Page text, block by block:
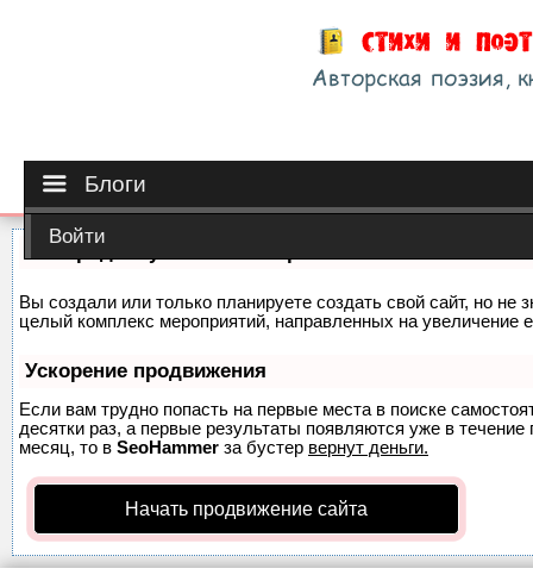
Блоги
Войти
Вы создали или только планируете создать свой сайт, но не
целый комплекс мероприятий, направленных на увеличение
Ускорение продвижения
Если вам трудно попасть на первые места в поиске
десятки раз, а первые результаты появляются уже в
месяц, то в SeoHammer за бустер вернут деньги.
Начать продвижение сайта